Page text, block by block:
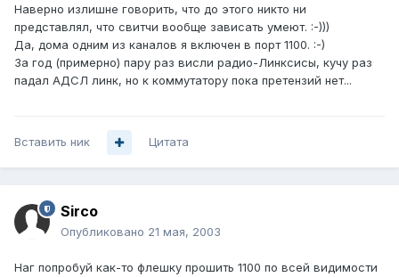
Наверно излишне говорить, что до этого никто ни
представлял, что свитчи вообще зависать умеют. :-)))
Да, дома одним из каналов я включен в порт 1100. :-)
За год (примерно) пару раз висли радио-Линксисы, кучу раз
падал АДСЛ линк, но к коммутатору пока претензий нет...
Вставить ник Цитата
Sirco
Опубликовано 21 мая, 2003
Наг попробуй как-то флешку прошить 1100 по всей видимости